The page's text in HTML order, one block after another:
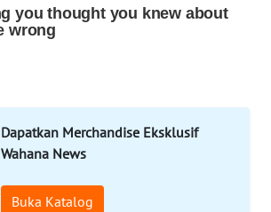
Dapatkan Merchandise Eksklusif
Wahana News
Buka Katalog